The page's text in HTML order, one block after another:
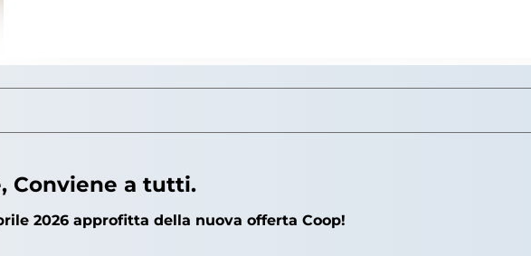
Conviene a tutti.
2026 approfitta della nuova offerta Coop!